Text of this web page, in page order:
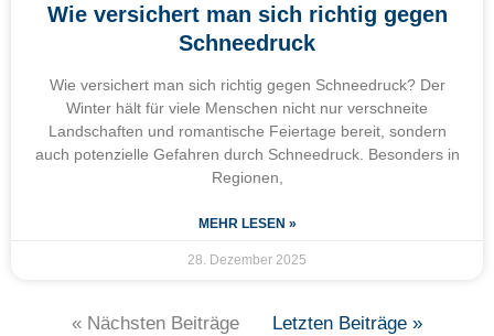
Wie versichert man sich richtig gegen
Schneedruck
Wie versichert man sich richtig gegen Schneedruck? Der
Winter hält für viele Menschen nicht nur verschneite
Landschaften und romantische Feiertage bereit, sondern
auch potenzielle Gefahren durch Schneedruck. Besonders in
Regionen,
MEHR LESEN »
28. Dezember 2025
« Nächsten Beiträge Letzten Beiträge »